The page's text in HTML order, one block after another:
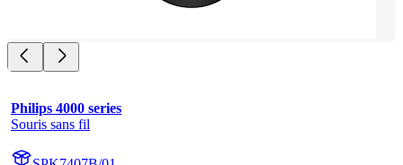
Philips 4000 series
Souris sans fil